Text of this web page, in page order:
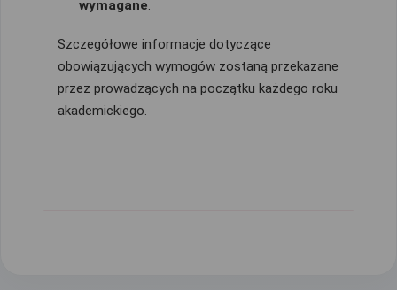
wymagane.
Szczegółowe informacje dotyczące
obowiązujących wymogów zostaną przekazane
przez prowadzących na początku każdego roku
akademickiego.